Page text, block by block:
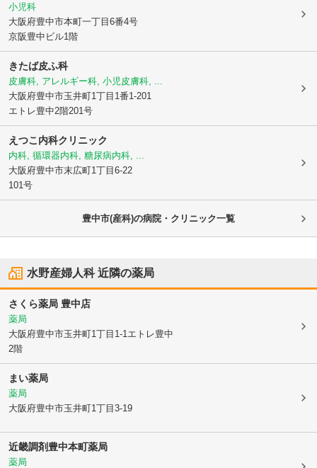
小児科
大阪府豊中市本町一丁目6番4号
京阪豊中ビル1階
きたば皮ふ科
皮膚科, アレルギー科, 小児皮膚科, ...
大阪府豊中市玉井町1丁目1番1-201
エトレ豊中2階201号
えつこ内科クリニック
内科, 循環器内科, 糖尿病内科, ...
大阪府豊中市末広町1丁目6-22
101号
豊中市(産科)の病院・クリニック一覧
水野産婦人科近隣の薬局
さくら薬局 豊中店
薬局
大阪府豊中市玉井町1丁目1-1エトレ豊中
2階
まい薬局
薬局
大阪府豊中市玉井町1丁目3-19
近畿調剤豊中本町薬局
薬局